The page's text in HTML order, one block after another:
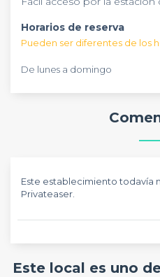
Horarios de reserva
Pueden ser diferentes de los
De lunes a domingo
Este establecimiento todavía
Privateaser.
Este local es uno